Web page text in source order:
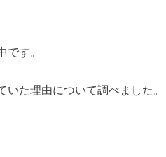
す。
た理由について調べました。